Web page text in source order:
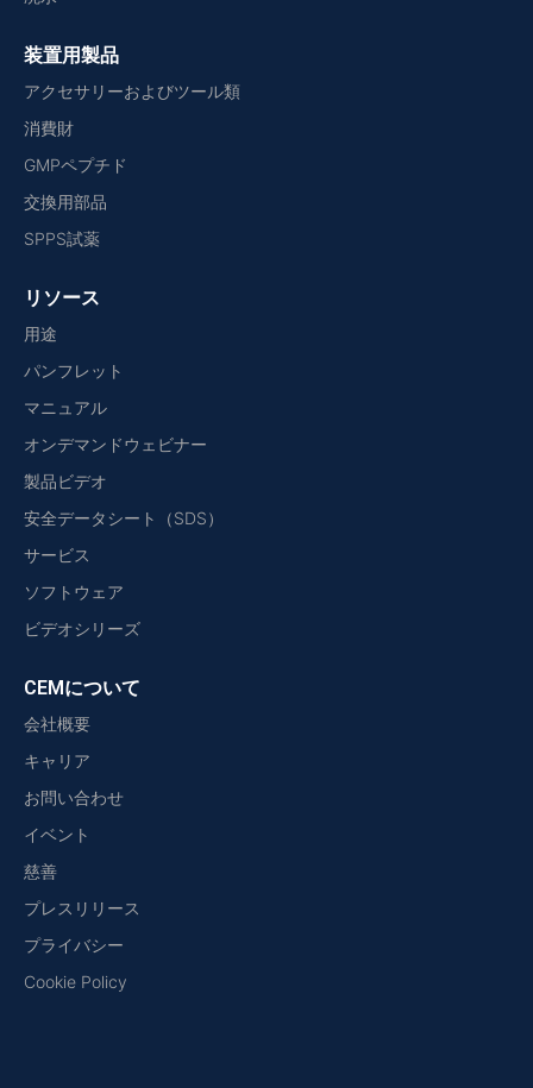
装置用製品
アクセサリーおよびツール類
消費財
GMPペプチド
交換用部品
SPPS試薬
リソース
用途
パンフレット
マニュアル
オンデマンドウェビナー
製品ビデオ
安全データシート（SDS）
サービス
ソフトウェア
ビデオシリーズ
CEMについて
会社概要
キャリア
お問い合わせ
イベント
慈善
プレスリリース
プライバシー
Cookie Policy